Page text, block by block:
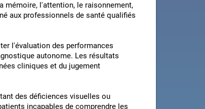
mémoire, l'attention, le raisonnement,
aux professionnels de santé qualifiés
l'évaluation des performances
autonome. Les résultats
cliniques et du jugement
des déficiences visuelles ou
incapables de comprendre les